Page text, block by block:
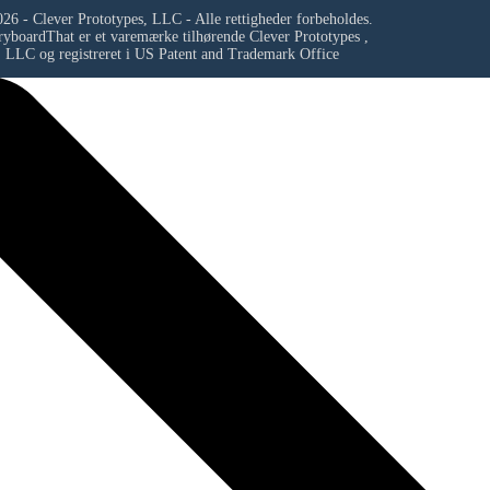
- Clever Prototypes, LLC - Alle rettigheder forbeholdes.
er et varemærke tilhørende Clever Prototypes ,
LLC og registreret i US Patent and Trademark Office